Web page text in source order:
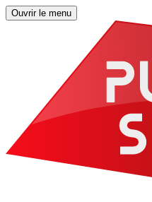
Ouvrir le menu